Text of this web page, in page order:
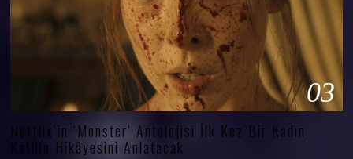
03
Netflix’in ‘Monster’ Antolojisi İlk Kez Bir Kadın
Katilin Hikâyesini Anlatacak